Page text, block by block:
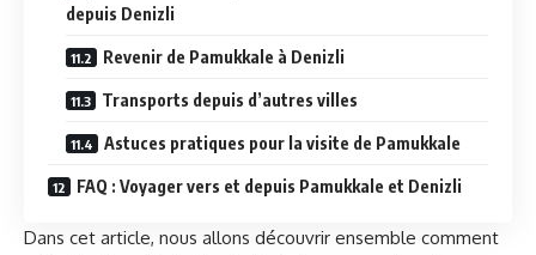
depuis Denizli
Revenir de Pamukkale à Denizli
Transports depuis d’autres villes
Astuces pratiques pour la visite de Pamukkale
FAQ : Voyager vers et depuis Pamukkale et Denizli
Dans cet article, nous allons découvrir ensemble comment